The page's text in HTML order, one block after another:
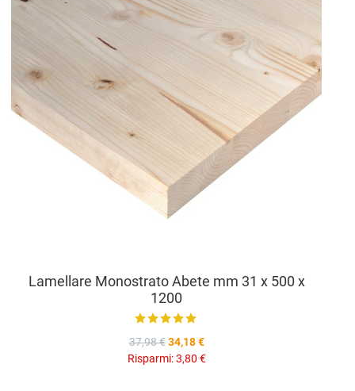
Lamellare Monostrato Abete mm 31 x 500 x
1200
37,98 € 34,18 €
Risparmi:3,80 €